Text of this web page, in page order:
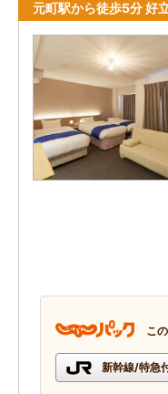
元町駅から徒歩5分 好
こ
新幹線/特急